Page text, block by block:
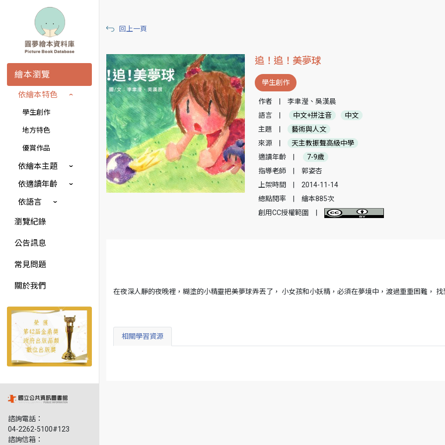
繪本瀏覽
依繪本特色
學生創作
地方特色
優賞作品
依繪本主題
依適讀年齡
依語言
瀏覽紀錄
公告訊息
常見問題
關於我們
諮詢電話：
04-2262-5100#123
諮詢信箱：
回上一頁
追！追！美夢球
學生創作
作者
李聿瀅、吳漢晨
語言
中文+拼注音
中文
主題
藝術與人文
來源
天主教振聲高級中學
適讀年齡
7-9歲
指導老師
郭姿杏
上架時間
2014-11-14
總點閱率
繪本885次
創用CC授權範圍
在夜深人靜的夜晚裡，糊塗的小精靈把美夢球弄丟了， 小女孩和小妖精，必須在夢境中，渡過重重困難，
相關學習資源